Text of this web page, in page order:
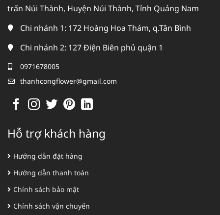
trấn Núi Thành, Huyện Núi Thành, Tỉnh Quảng Nam
Chi nhánh 1: 172 Hoàng Hoa Thám, q.Tân Bình
Chi nhánh 2: 127 Điện Biên phủ quận 1
0971678005
thanhcongflower@gmail.com
Hỗ trợ khách hàng
Hướng dẫn đặt hàng
Hướng dẫn thanh toán
Chính sách bảo mật
Chính sách vận chuyển